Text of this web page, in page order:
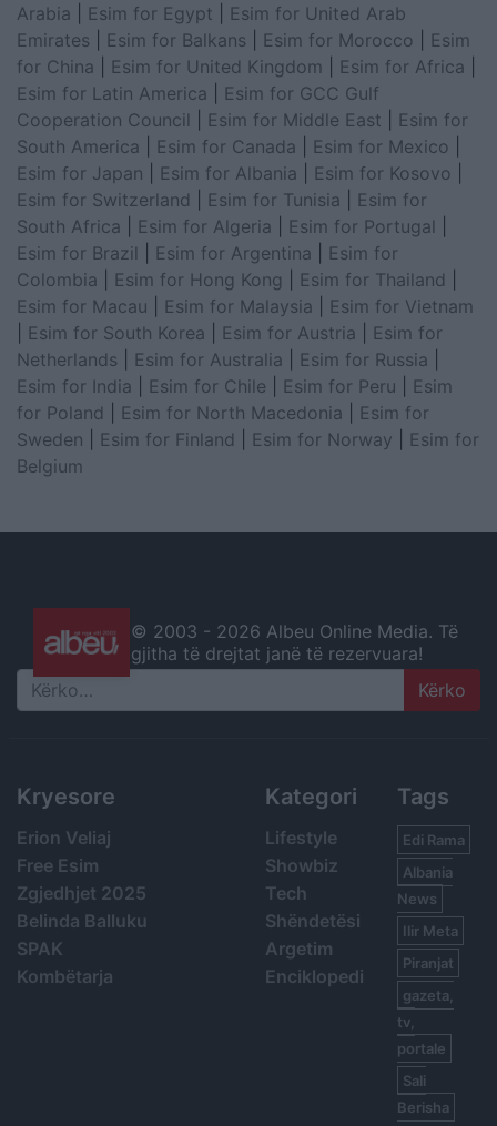
Arabia
Esim for Egypt
Esim for United Arab
Emirates
Esim for Balkans Esim for Morocco
Esim
for China
Esim for United Kingdom Esim for Africa
Esim for Latin America
Esim for GCC Gulf
Cooperation Council
Esim for Middle East
Esim for
South America
Esim for Canada Esim for Mexico
Esim for Japan
Esim for Albania Esim for Kosovo
Esim for Switzerland
Esim for Tunisia
Esim for
South Africa
Esim for Algeria Esim for Portugal
Esim for Brazil
Esim for Argentina
Esim for
Colombia
Esim for Hong Kong Esim for Thailand
Esim for Macau
Esim for Malaysia
Esim for Vietnam
Esim for South Korea Esim for Austria
Esim for
Netherlands
Esim for Australia Esim for Russia
Esim for India
Esim for Chile Esim for Peru
Esim
for Poland
Esim for North Macedonia
Esim for
Sweden
Esim for Finland Esim for Norway
Esim for
Belgium
© 2003 - 2026 Albeu Online Media. Të
gjitha të drejtat janë të rezervuara!
Search
Kryesore
Erion Veliaj
Free Esim
Zgjedhjet 2025
Belinda Balluku
SPAK
Kombëtarja
Kategori
Lifestyle
Showbiz
Tech
Shëndetësi
Argetim
Enciklopedi
Tags
Edi Rama
Albania
News
Ilir Meta
Piranjat
gazeta,
tv,
portale
Sali
Berisha